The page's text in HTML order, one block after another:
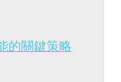
的關鍵策略